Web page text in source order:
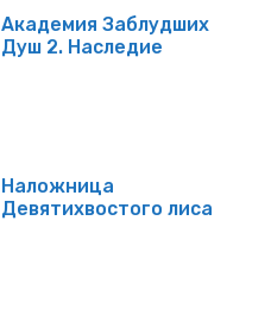
Академия Заблудших
Душ 2. Наследие
Наложница
Девятихвостого лиса